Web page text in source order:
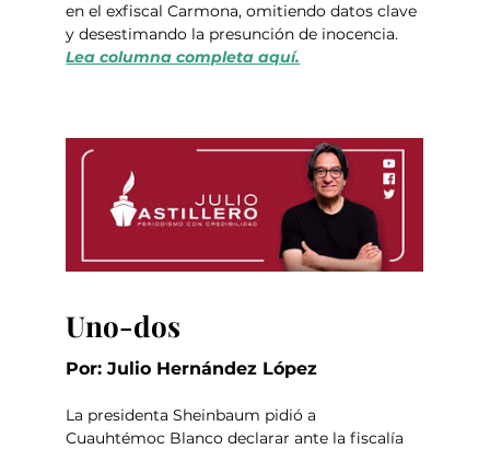
en el exfiscal Carmona, omitiendo datos clave
y desestimando la presunción de inocencia.
Lea columna completa aquí.
Uno-dos
Por: Julio Hernández López
La presidenta Sheinbaum pidió a
Cuauhtémoc Blanco declarar ante la fiscalía